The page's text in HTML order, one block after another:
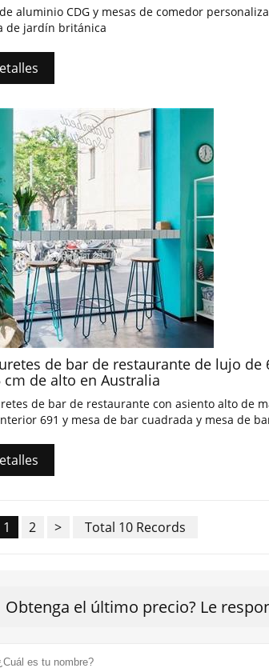
aluminio CDG y mesas de comedor
de jardín británica
de bar de restaurante de lujo de
cm de alto en Australia
de bar de restaurante con asiento alto de
691 y mesa de bar cuadrada y mesa de
1 2 > Total 10 Records
Obtenga el último precio? Le